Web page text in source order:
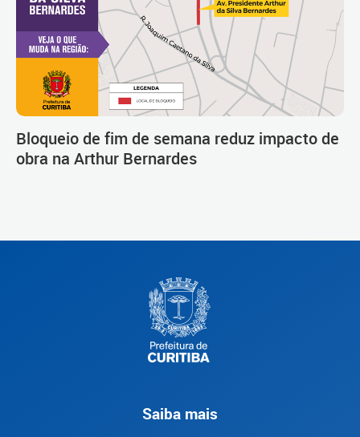
Bloqueio de fim de semana reduz impacto de
obra na Arthur Bernardes
Saiba mais